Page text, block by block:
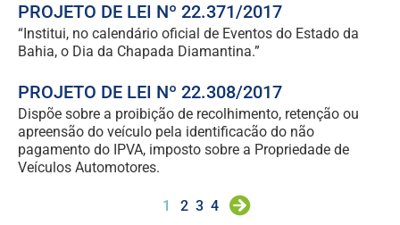
PROJETO DE LEI Nº 22.371/2017
“Institui, no calendário oficial de Eventos do Estado da
Bahia, o Dia da Chapada Diamantina.”
PROJETO DE LEI Nº 22.308/2017
Dispõe sobre a proibição de recolhimento, retenção ou
apreensão do veículo pela identificacão do não
pagamento do IPVA, imposto sobre a Propriedade de
Veículos Automotores.
1 2 3 4